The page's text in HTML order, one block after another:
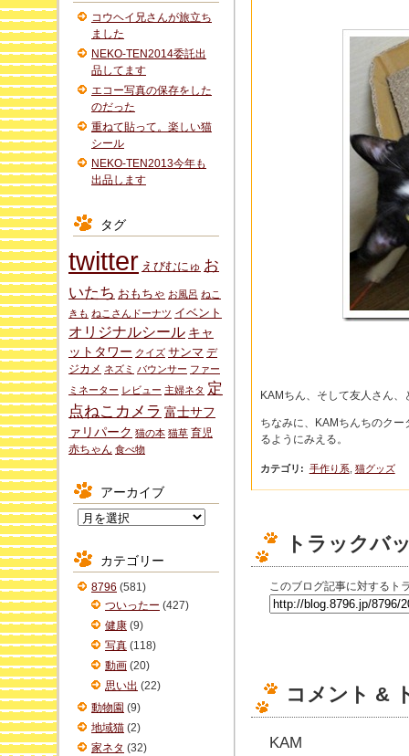
KAMちん、そして友人さん
ちなみに、KAMちんちのクー
るようにみえる。
カテゴリ : 手作り系 猫グッズ
トラックバ
このブログ記事に対するト
コメント &
KAM
コウヘイ兄さんが旅立ち
ました
NEKO-TEN2014委託出
品してます
エコー写真の保存をした
のだった
重ねて貼って。楽しい猫
シール
NEKO-TEN2013今年も
出品します
タグ
twitter えびむにゅ お
いたち おもちゃ お風呂 ねこ
きも ねこさんドーナツ イベント
オリジナルシール キャ
ットタワー クイズ サンマ デ
ジカメ ネズミ バウンサー ファー
ミネーター レビュー 主婦ネタ 定
点ねこカメラ 富士サフ
ァリパーク 猫の本 猫草 育児
赤ちゃん 食べ物
アーカイブ
イ
ブ
カテゴリー
8796 (581)
ついったー (427)
健康 (9)
写真 (118)
動画 (20)
思い出 (22)
動物園 (9)
地域猫 (2)
家ネタ (32)